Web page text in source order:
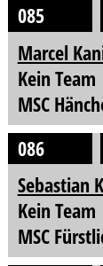
085
Marcel
Kein Team
MSC
086
Sebastian
Kein Team
MSC